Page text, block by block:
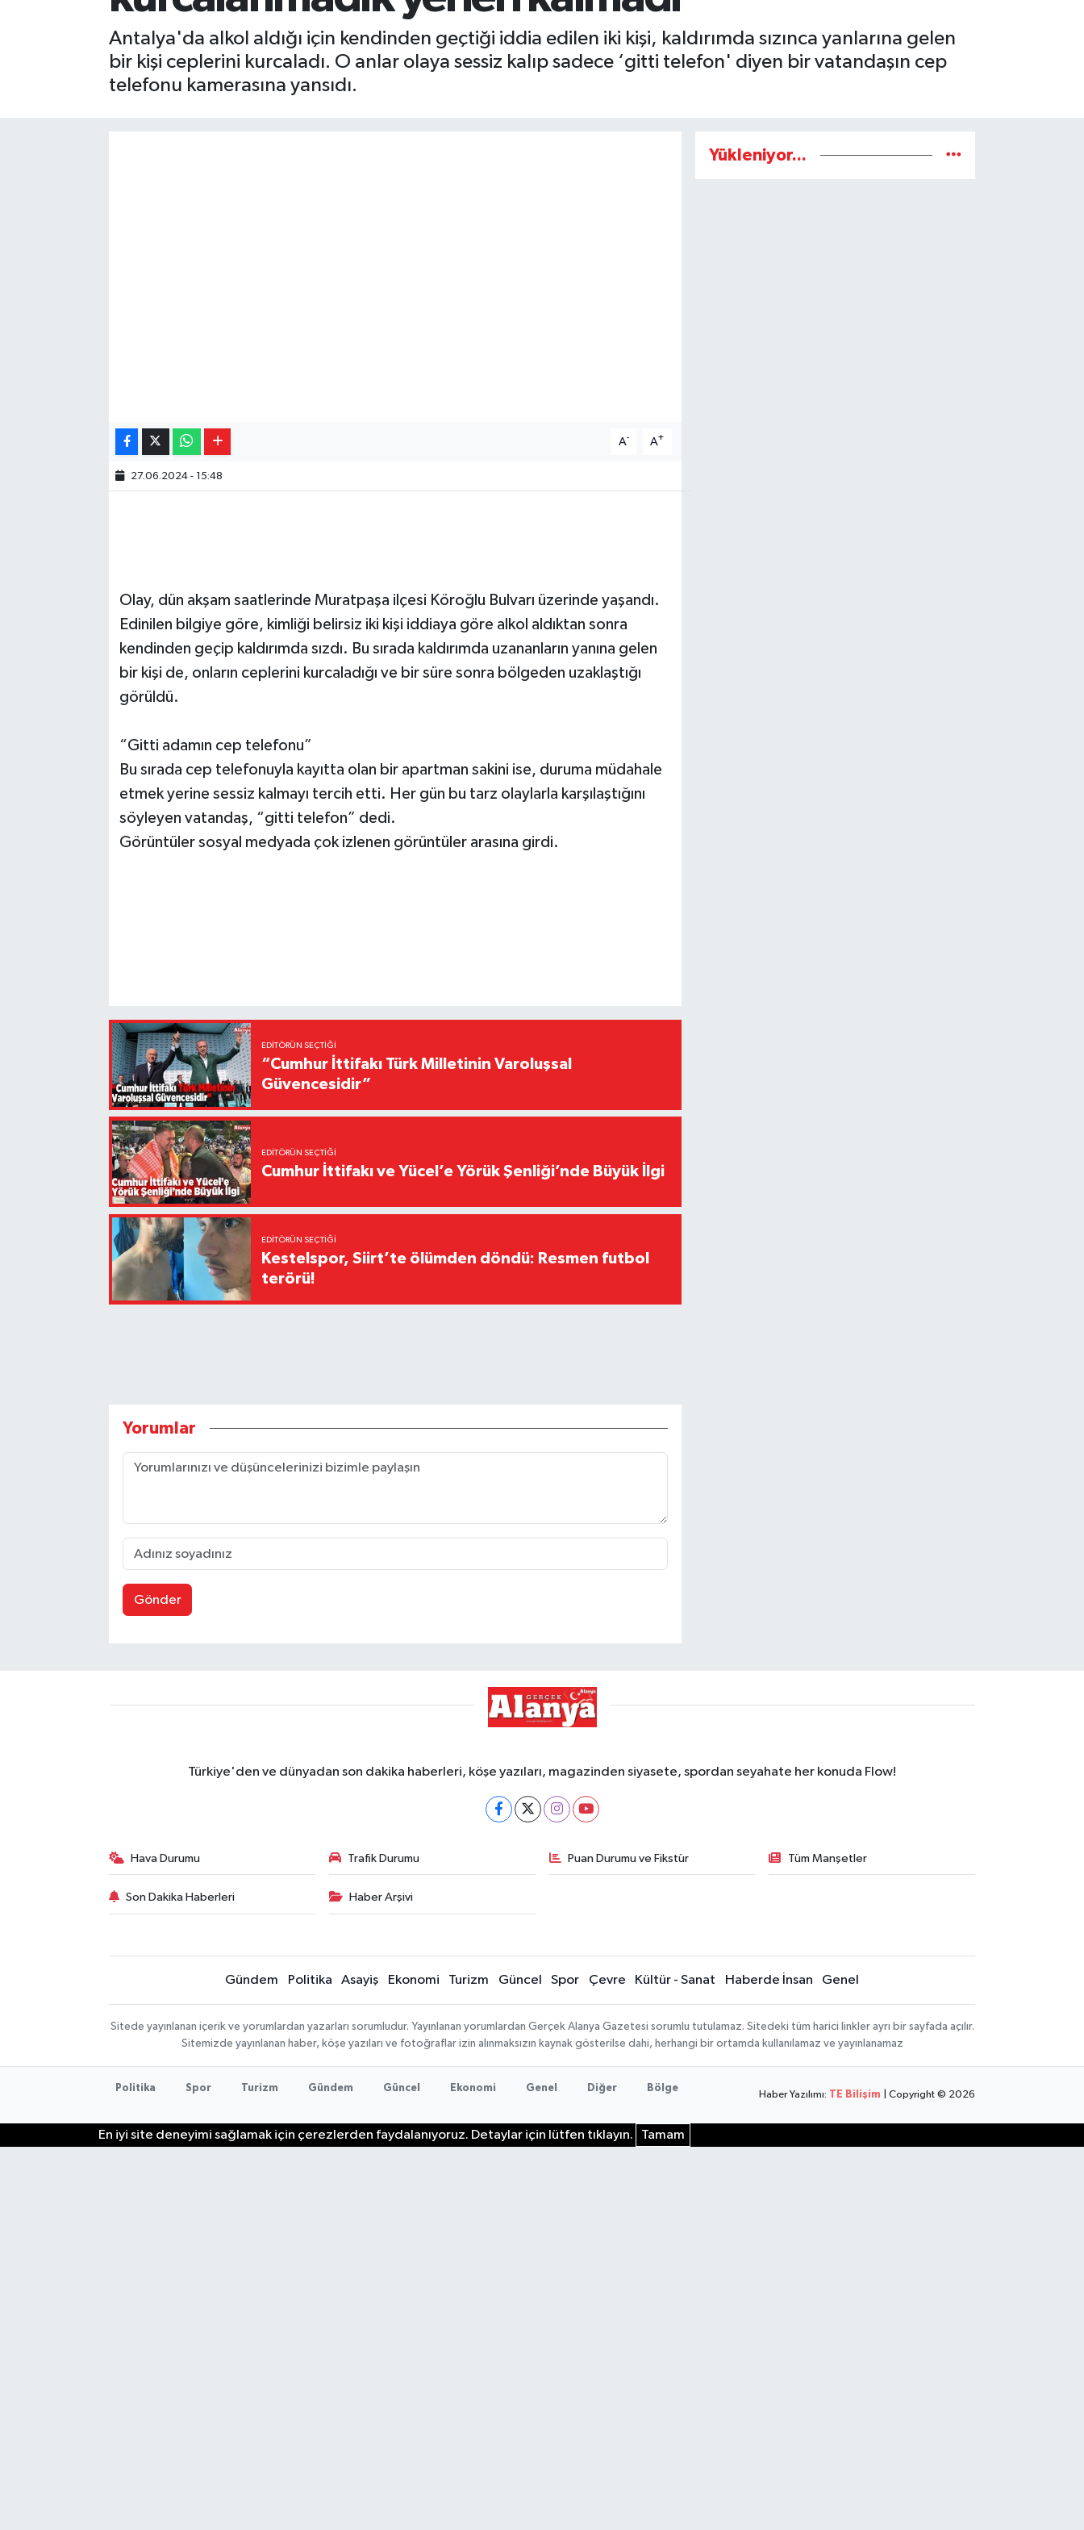
Antalya'da alkol aldığı için kendinden geçtiği iddia edilen iki kişi, kaldırımda sızınca yanlarına gelen
bir kişi ceplerini kurcaladı. O anlar olaya sessiz kalıp sadece ‘gitti telefon' diyen bir vatandaşın cep
telefonu kamerasına yansıdı.
A- A+
27.06.2024 - 15:48
Olay, dün akşam saatlerinde Muratpaşa ilçesi Köroğlu Bulvarı üzerinde yaşandı.
Edinilen bilgiye göre, kimliği belirsiz iki kişi iddiaya göre alkol aldıktan sonra
kendinden geçip kaldırımda sızdı. Bu sırada kaldırımda uzananların yanına gelen
bir kişi de, onların ceplerini kurcaladığı ve bir süre sonra bölgeden uzaklaştığı
görüldü.
“Gitti adamın cep telefonu”
Bu sırada cep telefonuyla kayıtta olan bir apartman sakini ise, duruma müdahale
etmek yerine sessiz kalmayı tercih etti. Her gün bu tarz olaylarla karşılaştığını
söyleyen vatandaş, “gitti telefon” dedi.
Görüntüler sosyal medyada çok izlenen görüntüler arasına girdi.
EDITÖRÜN SEÇTIĞI
“Cumhur İttifakı Türk Milletinin Varoluşsal
Güvencesidir”
EDITÖRÜN SEÇTIĞI
Cumhur İttifakı ve Yücel’e Yörük Şenliği’nde Büyük İlgi
EDITÖRÜN SEÇTIĞI
Kestelspor, Siirt’te ölümden döndü: Resmen futbol
terörü!
Yorumlar
Gönder
Yükleniyor...
Türkiye'den ve dünyadan son dakika haberleri, köşe yazıları, magazinden siyasete, spordan seyahate her konuda Flow!
Hava Durumu Trafik Durumu Puan Durumu ve Fikstür Tüm Manşetler
Son Dakika Haberleri Haber Arşivi
Gündem Politika Asayiş Ekonomi Turizm Güncel Spor Çevre Kültür - Sanat Haberde İnsan Genel
Sitede yayınlanan içerik ve yorumlardan yazarları sorumludur. Yayınlanan yorumlardan Gerçek Alanya Gazetesi sorumlu tutulamaz. Sitedeki tüm harici linkler ayrı bir sayfada açılır.
Sitemizde yayınlanan haber, köşe yazıları ve fotoğraflar izin alınmaksızın kaynak gösterilse dahi, herhangi bir ortamda kullanılamaz ve yayınlanamaz
Politika Spor Turizm Gündem Güncel Ekonomi Genel Diğer Bölge
Haber Yazılımı: TE Bilişim | Copyright © 2026
En iyi site deneyimi sağlamak için çerezlerden faydalanıyoruz. Detaylar için lütfen tıklayın. Tamam
Gizlilik İlkeleri - Privacy Policy